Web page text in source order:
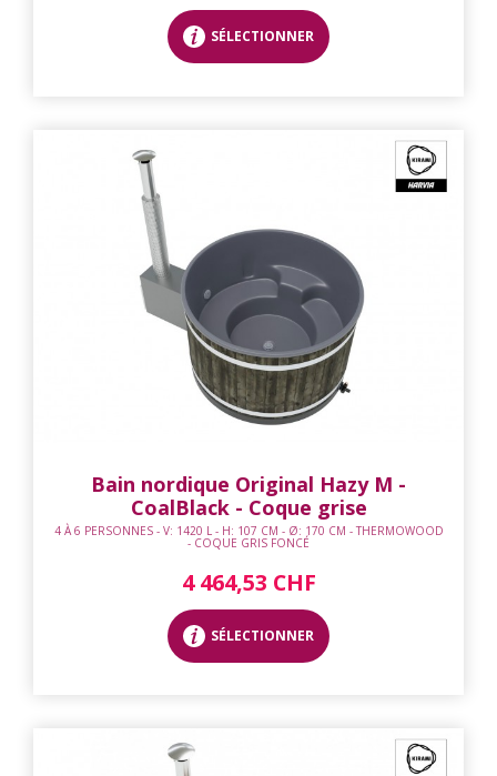
SÉLECTIONNER
Bain nordique Original Hazy M -
CoalBlack - Coque grise
4 À 6 PERSONNES - V: 1420 L - H: 107 CM - Ø: 170 CM - THERMOWOOD
- COQUE GRIS FONCÉ
4 464,53 CHF
SÉLECTIONNER